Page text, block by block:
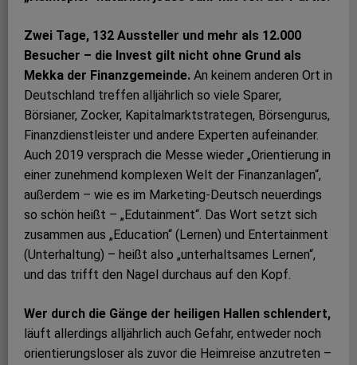
Zwei Tage, 132 Aussteller und mehr als 12.000
Besucher – die Invest gilt nicht ohne Grund als
Mekka der Finanzgemeinde. An keinem anderen Ort in
Deutschland treffen alljährlich so viele Sparer,
Börsianer, Zocker, Kapitalmarktstrategen, Börsengurus,
Finanzdienstleister und andere Experten aufeinander.
Auch 2019 versprach die Messe wieder „Orientierung in
einer zunehmend komplexen Welt der Finanzanlagen“,
außerdem – wie es im Marketing-Deutsch neuerdings
so schön heißt – „Edutainment“. Das Wort setzt sich
zusammen aus „Education“ (Lernen) und Entertainment
(Unterhaltung) – heißt also „unterhaltsames Lernen“,
und das trifft den Nagel durchaus auf den Kopf.
Wer durch die Gänge der heiligen Hallen schlendert,
läuft allerdings alljährlich auch Gefahr, entweder noch
orientierungsloser als zuvor die Heimreise anzutreten –